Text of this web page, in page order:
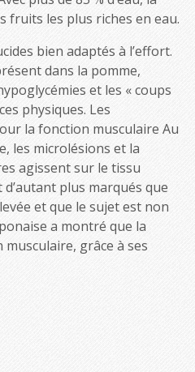
fruits les plus riches en eau.
bien adaptés à l’effort.
dans la pomme,
et les « coups
physiques. Les
la fonction musculaire Au
les microlésions et la
agissent sur le tissu
plus marqués que
et que le sujet est non
a montré que la
grâce à ses